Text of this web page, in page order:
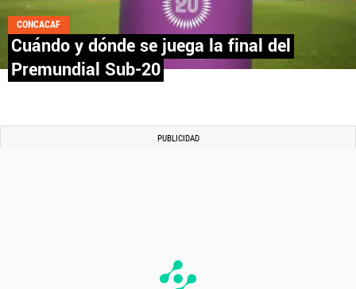
CONCACAF
Cuándo y dónde se juega la final del
Premundial Sub-20